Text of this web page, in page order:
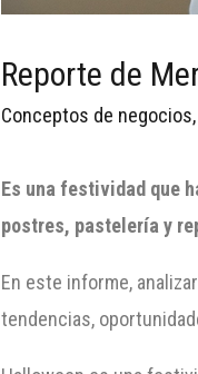
Reporte de
Conceptos de negocios,
Es una festividad que
postres, pastelería y
En este informe,
tendencias,